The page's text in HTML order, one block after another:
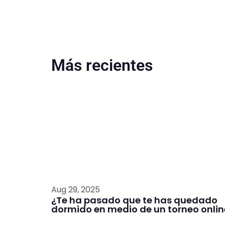
Más recientes
Aug 29, 2025
¿Te ha pasado que te has quedado
dormido en medio de un torneo